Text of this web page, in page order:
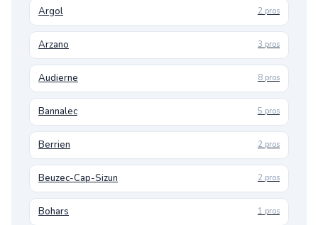
Argol 2 pros
Arzano 3 pros
Audierne 8 pros
Bannalec 5 pros
Berrien 2 pros
Beuzec-Cap-Sizun 2 pros
Bohars 1 pros